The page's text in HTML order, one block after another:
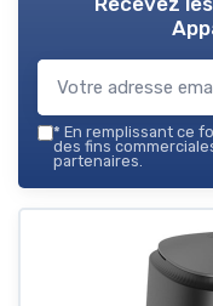
* En remplissant ce
des fins
partenaires.